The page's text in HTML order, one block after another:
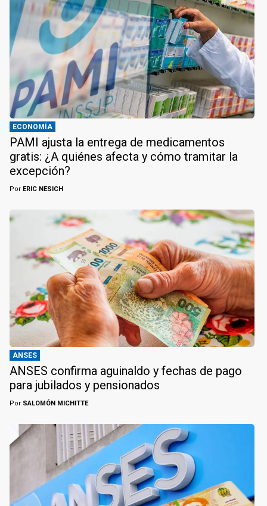
ECONOMÍA
PAMI ajusta la entrega de medicamentos
gratis: ¿A quiénes afecta y cómo tramitar la
excepción?
Por ERIC NESICH
ANSES
ANSES confirma aguinaldo y fechas de pago
para jubilados y pensionados
Por SALOMÓN MICHITTE